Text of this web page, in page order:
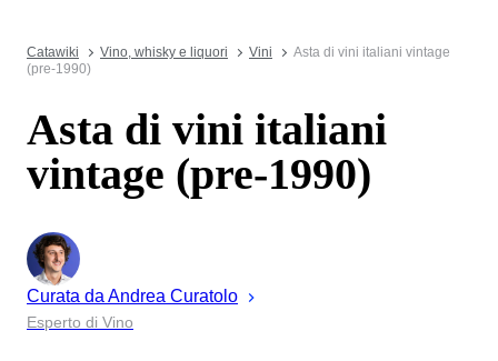
Catawiki Vino, whisky e liquori Vini
Asta di vini italiani vintage
(pre-1990)
Asta di vini italiani
vintage (pre-1990)
Curata da Andrea Curatolo
Esperto di Vino